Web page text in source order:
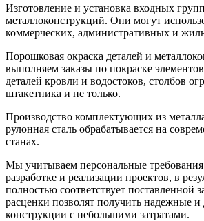
Изготовление и установка входных
металлоконструкций. Они могут
коммерческих, административных и
Порошковая окраска деталей и
выполняем заказы по покраске
деталей кровли и водостоков, столбов
штакетника и не только.
Производство комплектующих из
рулонная сталь обрабатывается на
станах.
Мы учитываем персональные требования
разработке и реализации проектов, в
полностью соответствует поставленной
расценки позволят получить надежные и
конструкции с небольшими затратами.